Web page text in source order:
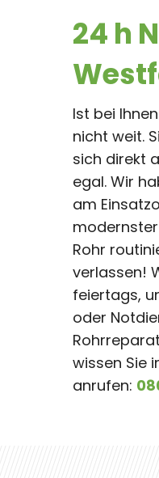
24 h
Ist bei
nicht weit.
sich direkt
egal. Wir
am
Rohr
verlassen!
feiertags,
oder
wissen Sie
anrufen: